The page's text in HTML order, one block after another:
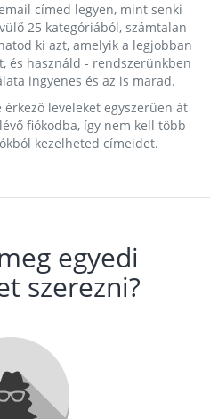
címed legyen, mint senki
25 kategóriából, számtalan
ki azt, amelyik a legjobban
és használd - rendszerünkben
ingyenes és az is marad.
leveleket egyszerűen át
fiókodba, így nem kell több
kezelheted címeidet.
egyedi
szerezni?